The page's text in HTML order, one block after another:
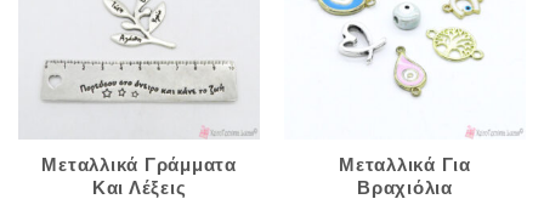
Μεταλλικά Γράμματα
Και Λέξεις
Μεταλλικά Για
Βραχιόλια